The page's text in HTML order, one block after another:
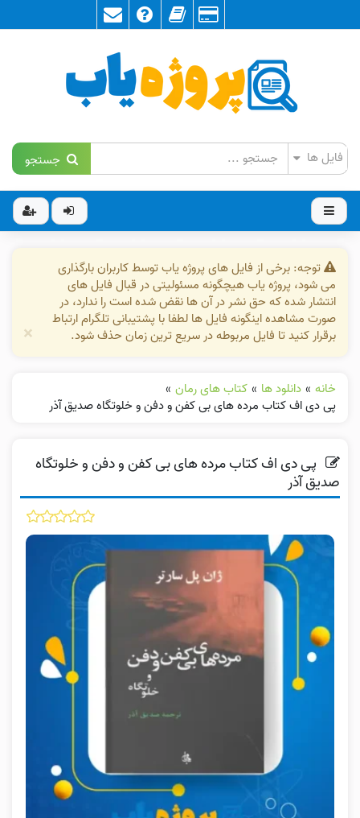
جستجو
توجه: برخی از فایل های پروژه یاب توسط کاربران بارگذاری
می شود، پروژه یاب هیچگونه مسئولیتی در قبال فایل های
انتشار شده که حق نشر در آن ها نقض شده است را ندارد، در
صورت مشاهده اینگونه فایل ها لطفا با پشتیبانی تلگرام ارتباط
برقرار کنید تا فایل مربوطه در سریع ترین زمان حذف شود.
×
خانه » دانلود ها » کتاب های رمان »
پی دی اف کتاب مرده های بی کفن و دفن و خلوتگاه صدیق آذر
پی دی اف کتاب مرده های بی کفن و دفن و خلوتگاه
صدیق آذر